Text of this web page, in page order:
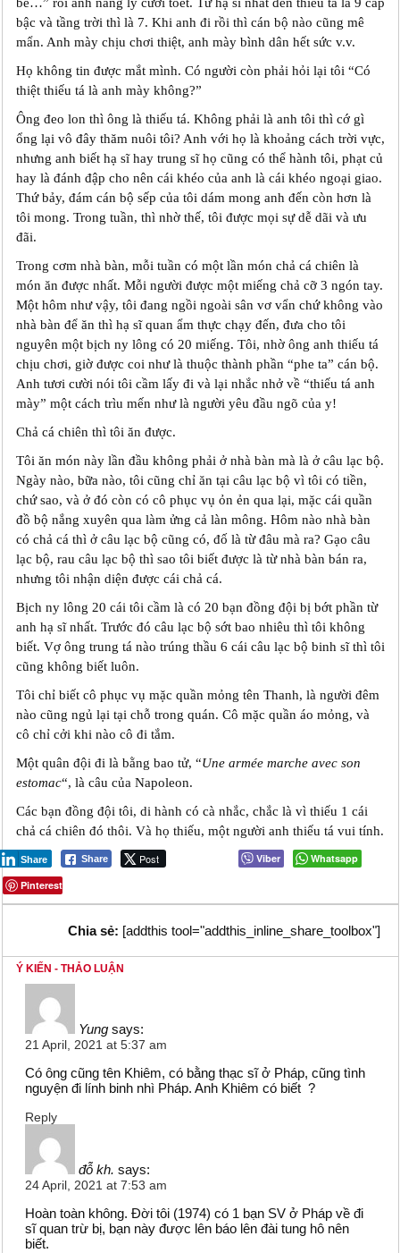
bé…” rồi anh nâng ly cười toét. Từ hạ sĩ nhất đến thiếu tá là 9 cấp
bậc và tầng trời thì là 7. Khi anh đi rồi thì cán bộ nào cũng mê
mẩn. Anh mày chịu chơi thiệt, anh mày bình dân hết sức v.v.
Họ không tin được mắt mình. Có người còn phải hỏi lại tôi “Có
thiệt thiếu tá là anh mày không?”
Ông đeo lon thì ông là thiếu tá. Không phải là anh tôi thì cớ gì
ổng lại vô đây thăm nuôi tôi? Anh với họ là khoảng cách trời vực,
nhưng anh biết hạ sĩ hay trung sĩ họ cũng có thể hành tôi, phạt củ
hay là đánh đập cho nên cái khéo của anh là cái khéo ngoại giao.
Thứ bảy, đám cán bộ sếp của tôi dám mong anh đến còn hơn là
tôi mong. Trong tuần, thì nhờ thế, tôi được mọi sự dễ dãi và ưu
đãi.
Trong cơm nhà bàn, mỗi tuần có một lần món chả cá chiên là
món ăn được nhất. Mỗi người được một miếng chả cỡ 3 ngón tay.
Một hôm như vậy, tôi đang ngồi ngoài sân vơ vẩn chứ không vào
nhà bàn để ăn thì hạ sĩ quan ẩm thực chạy đến, đưa cho tôi
nguyên một bịch ny lông có 20 miếng. Tôi, nhờ ông anh thiếu tá
chịu chơi, giờ được coi như là thuộc thành phần “phe ta” cán bộ.
Anh tươi cười nói tôi cầm lấy đi và lại nhắc nhở về “thiếu tá anh
mày” một cách trìu mến như là người yêu đầu ngõ của y!
Chả cá chiên thì tôi ăn được.
Tôi ăn món này lần đầu không phải ở nhà bàn mà là ở câu lạc bộ.
Ngày nào, bữa nào, tôi cũng chỉ ăn tại câu lạc bộ vì tôi có tiền,
chứ sao, và ở đó còn có cô phục vụ ỏn ẻn qua lại, mặc cái quần
đồ bộ nắng xuyên qua làm ửng cả làn mông. Hôm nào nhà bàn
có chả cá thì ở câu lạc bộ cũng có, đố là từ đâu mà ra? Gạo câu
lạc bộ, rau câu lạc bộ thì sao tôi biết được là từ nhà bàn bán ra,
nhưng tôi nhận diện được cái chả cá.
Bịch ny lông 20 cái tôi cầm là có 20 bạn đồng đội bị bớt phần từ
anh hạ sĩ nhất. Trước đó câu lạc bộ sớt bao nhiêu thì tôi không
biết. Vợ ông trung tá nào trúng thầu 6 cái câu lạc bộ binh sĩ thì tôi
cũng không biết luôn.
Tôi chỉ biết cô phục vụ mặc quần mỏng tên Thanh, là người đêm
nào cũng ngủ lại tại chỗ trong quán. Cô mặc quần áo mỏng, và
cô chỉ cởi khi nào cô đi tắm.
Một quân đội đi là bằng bao tử, “Une armée marche avec son
estomac“, là câu của Napoleon.
Các bạn đồng đội tôi, di hành có cà nhắc, chắc là vì thiếu 1 cái
chả cá chiên đó thôi. Và họ thiếu, một người anh thiếu tá vui tính.
Share Post
Share Viber
Whatsapp
Pinterest
Chia sẻ: [addthis tool="addthis_inline_share_toolbox"]
Ý KIẾN - THẢO LUẬN
Yung says:
21 April, 2021 at 5:37 am
Có ông cũng tên Khiêm, có bằng thạc sĩ ở Pháp, cũng tình
nguyện đi lính binh nhì Pháp. Anh Khiêm có biết ?
Reply
đỗ kh. says:
24 April, 2021 at 7:53 am
Hoàn toàn không. Đời tôi (1974) có 1 bạn SV ở Pháp về đi
sĩ quan trừ bị, bạn này được lên báo lên đài tung hô nên
biết.